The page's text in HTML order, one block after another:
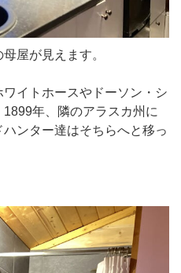
屋が見えます。
イトホースやドーソン・シ
年、隣のアラスカ州に
ンター達はそちらへと移っ